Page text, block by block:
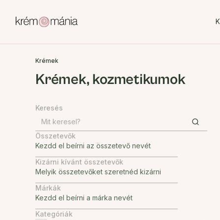
Krémek
Krémek, kozmetikumok
Keresés
Összetevők
Kizárni kívánt összetevők
Márkák
Kategóriák